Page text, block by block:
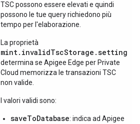
TSC possono essere elevati e quindi
possono le tue query richiedono più
tempo per l'elaborazione.
La proprietà
mint.invalidTscStorage.setting
determina se Apigee Edge per Private
Cloud memorizza le transazioni TSC
non valide.
I valori validi sono:
saveToDatabase: indica ad Apigee